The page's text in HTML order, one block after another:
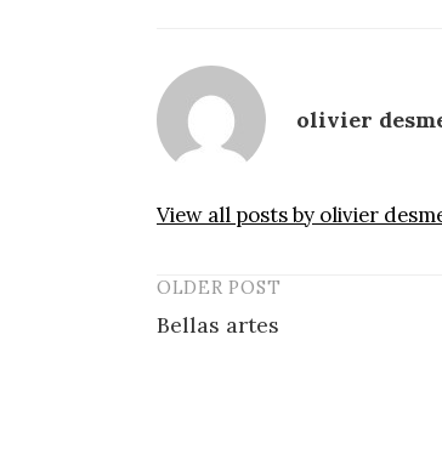
olivier
View all posts by olivier
Post
navigation
OLDER POST
Bellas artes